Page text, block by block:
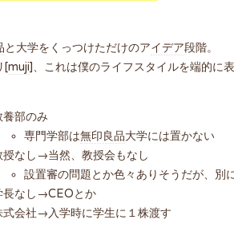
と大学をくっつけただけのアイデア段階。
[muji]、これは僕のライフスタイルを端的に表
養部のみ
専門学部は無印良品大学には置かない
授なし→当然、教授会もなし
設置審の問題とか色々ありそうだが、別
長なし→CEOとか
式会社→入学時に学生に１株渡す